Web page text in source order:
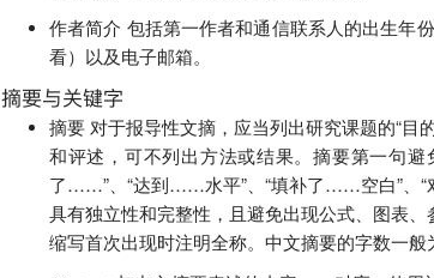
作者简介 包括第一作者和通信联系人的出生年
看）以及电子邮箱。
摘要与关键字
摘要 对于报导性文摘，应当列出研究课题的“目
和评述，可不列出方法或结果。摘要第一句
了……”、“达到……水平”、“填补了……空白”、“
具有独立性和完整性，且避免出现公式、图表
缩写首次出现时注明全称。中文摘要的字数一般